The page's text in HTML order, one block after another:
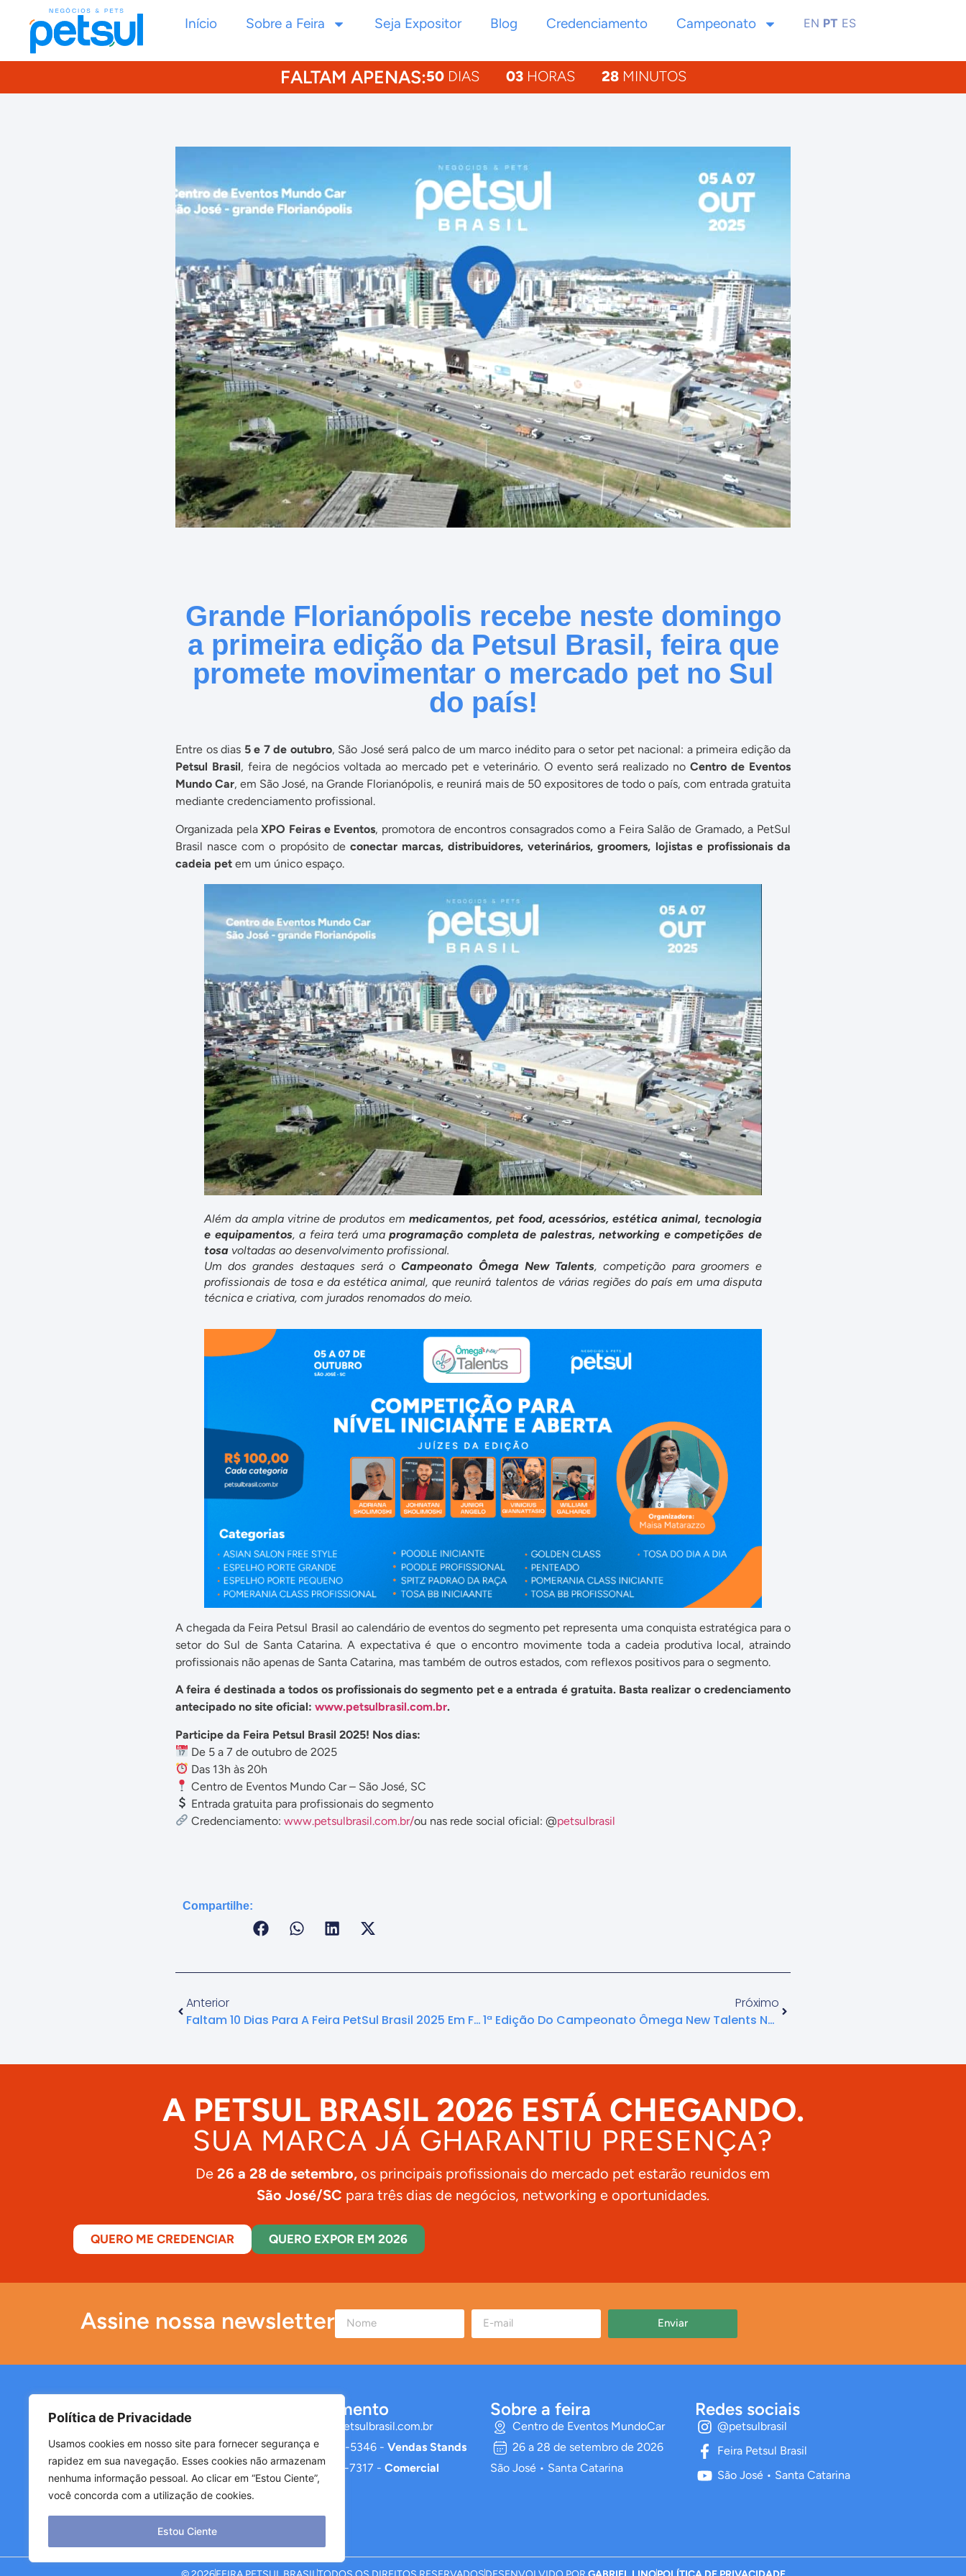
Política de Privacidade
Usamos cookies em nosso site para fornecer segurança e
rapidez em sua navegação. Esses cookies não armazenam
nenhuma informação pessoal. Ao clicar em “Estou Ciente”,
você concorda com a utilização de cookies.
Estou Ciente
Início Sobre a Feira Seja Expositor Blog Credenciamento Campeonato EN PT ES
FALTAM APENAS:50 DIAS 03 HORAS 28 MINUTOS
Grande Florianópolis recebe neste domingo
a primeira edição da Petsul Brasil, feira que
promete movimentar o mercado pet no Sul
do país!
Entre os dias 5 e 7 de outubro, São José será palco de um marco inédito para o setor pet nacional: a primeira edição da
Petsul Brasil, feira de negócios voltada ao mercado pet e veterinário. O evento será realizado noCentro de Eventos
Mundo Car, em São José, na Grande Florianópolis, e reunirá mais de 50 expositores de todo o país, com entrada gratuita
mediante credenciamento profissional.
Organizada pelaXPO Feiras e Eventos, promotora de encontros consagrados como a Feira Salão de Gramado, a PetSul
Brasil nasce com o propósito de conectar marcas, distribuidores, veterinários, groomers, lojistas e profissionais da
cadeia pet em um único espaço.
Além da ampla vitrine de produtos em medicamentos, pet food, acessórios, estética animal, tecnologia
e equipamentos, a feira terá umaprogramação completa de palestras, networking e competições de
tosa voltadas ao desenvolvimento profissional.
Um dos grandes destaques será oCampeonato Ômega New Talents, competição para groomers e
profissionais de tosa e da estética animal, que reunirá talentos de várias regiões do país em uma disputa
técnica e criativa, com jurados renomados do meio.
A chegada da Feira Petsul Brasil ao calendário de eventos do segmento pet representa uma conquista estratégica para o
setor do Sul de Santa Catarina. A expectativa é que o encontro movimente toda a cadeia produtiva local, atraindo
profissionais não apenas de Santa Catarina, mas também de outros estados, com reflexos positivos para o segmento.
A feira é destinada a todos os profissionais do segmento pet e a entrada é gratuita. Basta realizar o credenciamento
antecipado no site oficial: www.petsulbrasil.com.br.
Participe da Feira Petsul Brasil 2025! Nos dias:
De 5 a 7 de outubro de 2025
Das 13h às 20h
Centro de Eventos Mundo Car – São José, SC
Entrada gratuita para profissionais do segmento
Credenciamento:www.petsulbrasil.com.br/ou nas rede social oficial: @petsulbrasil
Compartilhe:
Anterior
Faltam 10 Dias Para A Feira PetSul Brasil 2025 Em Florianópolis!
Próximo
1ª Edição Do Campeonato Ômega New Talents Na Petsul Brasil 2025 Foi Um Sucesso!
A PETSUL BRASIL 2026 ESTÁ CHEGANDO.
SUA MARCA JÁ GHARANTIU PRESENÇA?
De26 a 28 de setembro, os principais profissionais do mercado pet estarão reunidos em
São José/SC para três dias de negócios, networking e oportunidades.
QUERO ME CREDENCIAR QUERO EXPOR EM 2026
Assine nossa newsletter Enviar
Links rápidos
Home
Sobre a feira
Seja um expositor
Inscrição campeonato
Atendimento
contato@petsulbrasil.com.br
(48) 9.9105-5346 - Vendas Stands
(48) 9.9132-7317 - Comercial
Sobre a feira
Centro de Eventos MundoCar
26 a 28 de setembro de 2026
São José • Santa Catarina
Redes sociais
@petsulbrasil
Feira Petsul Brasil
São José • Santa Catarina